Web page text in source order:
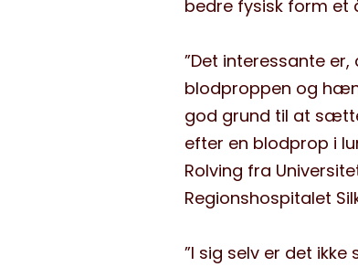
bedre fysisk form et
”Det interessante
blodproppen og
god grund til at
efter en blodprop i
Rolving fra
Regionshospitalet
”I sig selv er det